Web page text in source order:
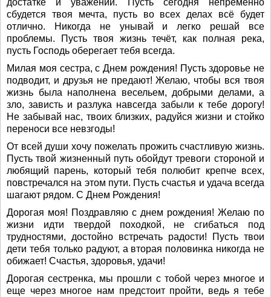
достатке и уважении. Пусть сегодня непременно
сбудется твоя мечта, пусть во всех делах всё будет
отлично. Никогда не унывай и легко решай все
проблемы. Пусть твоя жизнь течёт, как полная река,
пусть Господь оберегает тебя всегда.
Милая моя сестра, с Днем рождения! Пусть здоровье не
подводит, и друзья не предают! Желаю, чтобы вся твоя
жизнь была наполнена весельем, добрыми делами, а
зло, зависть и разлука навсегда забыли к тебе дорогу!
Не забывай нас, твоих близких, радуйся жизни и стойко
переноси все невзгоды!
От всей души хочу пожелать прожить счастливую жизнь.
Пусть твой жизненный путь обойдут тревоги стороной и
любящий парень, который тебя полюбит крепче всех,
повстречался на этом пути. Пусть счастья и удача всегда
шагают рядом. С Днем Рождения!
Дорогая моя! Поздравляю с днем рождения! Желаю по
жизни идти твердой походкой, не сгибаться под
трудностями, достойно встречать радости! Пусть твои
дети тебя только радуют, а вторая половинка никогда не
обижает! Счастья, здоровья, удачи!
Дорогая сестренка, мы прошли с тобой через многое и
еще через многое нам предстоит пройти, ведь я тебе